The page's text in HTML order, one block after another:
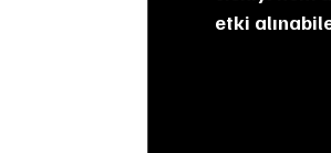
etki